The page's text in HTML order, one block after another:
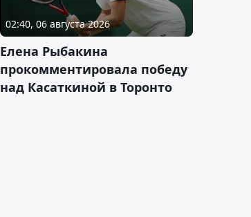
02:40, 06 августа 2026
Елена Рыбакина
прокомментировала победу
над Касаткиной в Торонто